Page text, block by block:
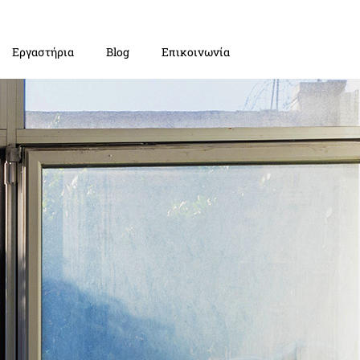
Εργαστήρια Blog Επικοινωνία